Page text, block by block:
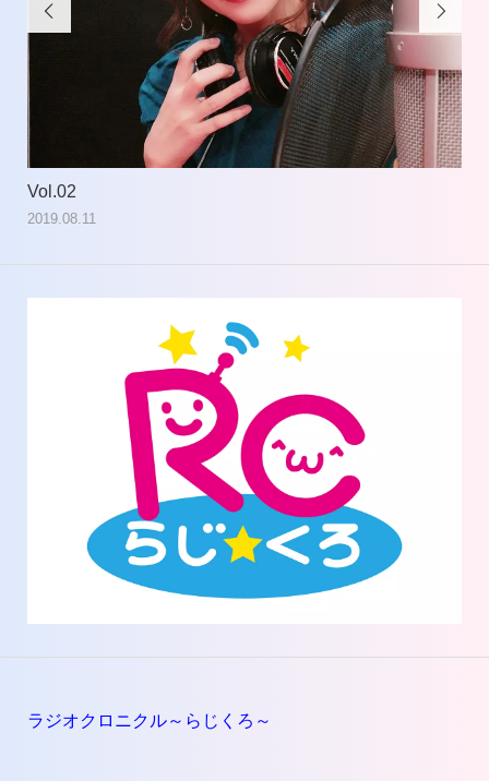

Vol.02
2019.08.11

ラジオクロニクル～らじくろ～